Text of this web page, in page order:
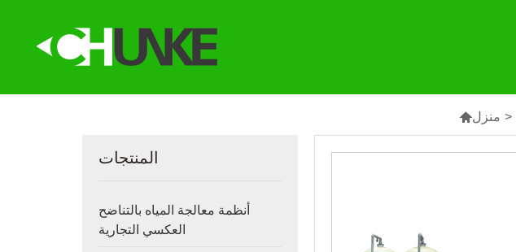
منزل >
المنتجات
أنظمة معالجة المياه بالتناضح
العكسي التجارية